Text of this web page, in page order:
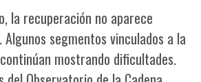
la recuperación no aparece
Algunos segmentos vinculados a la
mostrando dificultades.